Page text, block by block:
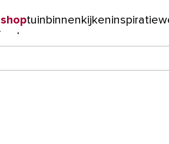
shoptuin binnenkijkeninspiratie
verbouwen